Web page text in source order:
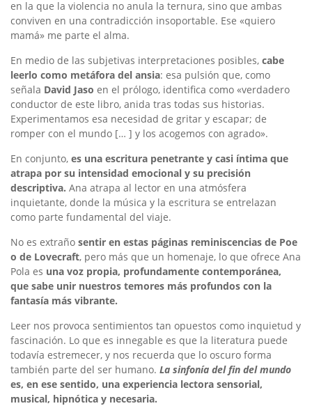
en la que la violencia no anula la ternura, sino que ambas
conviven en una contradicción insoportable. Ese «quiero
mamá» me parte el alma.
En medio de las subjetivas interpretaciones posibles, cabe
leerlo como metáfora del ansia: esa pulsión que, como
señala David Jaso en el prólogo, identifica como «verdadero
conductor de este libro, anida tras todas sus historias.
Experimentamos esa necesidad de gritar y escapar; de
romper con el mundo [… ] y los acogemos con agrado».
En conjunto, es una escritura penetrante y casi íntima que
atrapa por su intensidad emocional y su precisión
descriptiva. Ana atrapa al lector en una atmósfera
inquietante, donde la música y la escritura se entrelazan
como parte fundamental del viaje.
No es extraño sentir en estas páginas reminiscencias de Poe
o de Lovecraft, pero más que un homenaje, lo que ofrece Ana
Pola es una voz propia, profundamente contemporánea,
que sabe unir nuestros temores más profundos con la
fantasía más vibrante.
Leer nos provoca sentimientos tan opuestos como inquietud y
fascinación. Lo que es innegable es que la literatura puede
todavía estremecer, y nos recuerda que lo oscuro forma
también parte del ser humano. La sinfonía del fin del mundo
es, en ese sentido, una experiencia lectora sensorial,
musical, hipnótica y necesaria.